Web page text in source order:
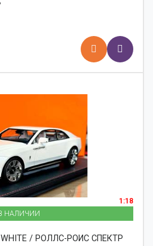
1:18
НАЛИЧИИ
WHITE / РОЛЛС-РОЙС СПЕКТР